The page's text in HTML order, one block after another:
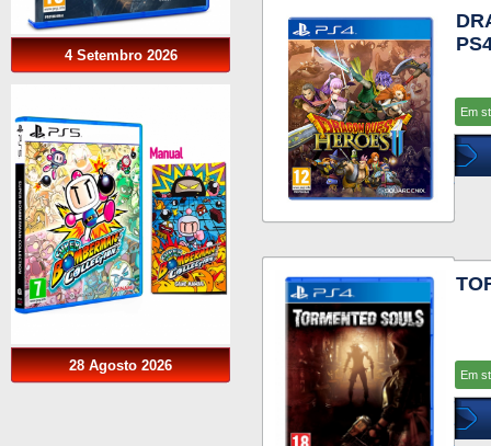
4 Setembro 2026
28 Agosto 2026
Em
Em